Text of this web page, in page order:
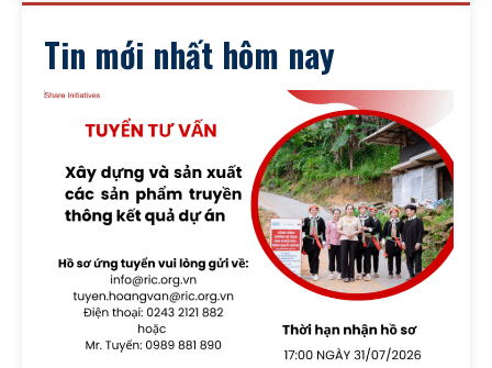
Tin mới nhất hôm nay